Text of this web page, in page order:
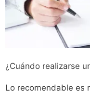
¿Cuándo realizarse
Lo recomendable es